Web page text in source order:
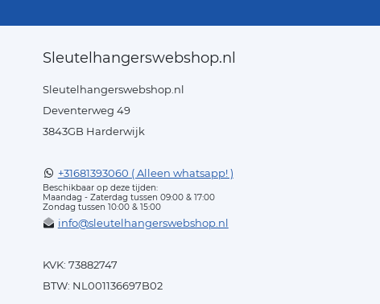
Sleutelhangerswebshop.nl
Sleutelhangerswebshop.nl
Deventerweg 49
3843GB Harderwijk
+31681393060 ( Alleen whatsapp! )
Beschikbaar op deze tijden:
Maandag - Zaterdag tussen 09:00 & 17:00
Zondag tussen 10:00 & 15:00
info@sleutelhangerswebshop.nl
KVK: 73882747
BTW: NL001136697B02